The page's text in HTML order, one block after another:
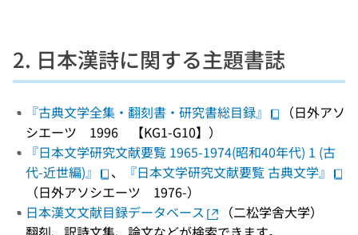
2. 日本漢詩に関する主題書誌
『古典文学全集・翻刻書・研究書総目録』
（日外アソ
シエーツ 1996 【KG1-G10】）
『日本文学研究文献要覧 1965-1974(昭和40年代) 1 (古
代-近世編)』
、
『日本文学研究文献要覧 古典文学』
（日外アソシエーツ 1976-）
日本漢文文献目録データベース
（二松学舎大学）